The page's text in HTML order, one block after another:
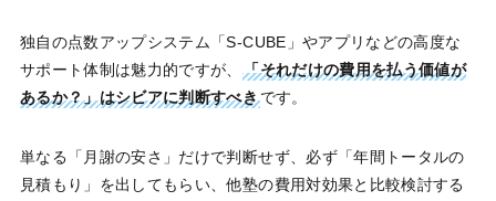
独自の点数アップシステム「S-CUBE」やアプリなどの高度な
サポート体制は魅力的ですが、
「それだけの費用を払う価値が
あるか？」はシビアに判断すべきです。
単なる「月謝の安さ」だけで判断せず、必ず「年間トータルの
見積もり」を出してもらい、他塾の費用対効果と比較検討する